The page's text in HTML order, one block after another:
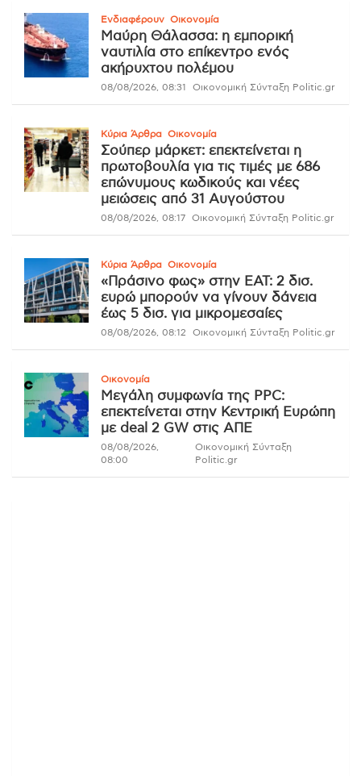
Ενδιαφέρουν Οικονομία
Μαύρη Θάλασσα: η εμπορική
ναυτιλία στο επίκεντρο ενός
ακήρυχτου πολέμου
08/08/2026, 08:31 Οικονομική Σύνταξη Politic.gr
Κύρια Άρθρα Οικονομία
Σούπερ μάρκετ: επεκτείνεται η
πρωτοβουλία για τις τιμές με 686
επώνυμους κωδικούς και νέες
μειώσεις από 31 Αυγούστου
08/08/2026, 08:17 Οικονομική Σύνταξη Politic.gr
Κύρια Άρθρα Οικονομία
«Πράσινο φως» στην ΕΑΤ: 2 δισ.
ευρώ μπορούν να γίνουν δάνεια
έως 5 δισ. για μικρομεσαίες
08/08/2026, 08:12 Οικονομική Σύνταξη Politic.gr
Οικονομία
Μεγάλη συμφωνία της PPC:
επεκτείνεται στην Κεντρική Ευρώπη
με deal 2 GW στις ΑΠΕ
08/08/2026,
08:00
Οικονομική Σύνταξη
Politic.gr